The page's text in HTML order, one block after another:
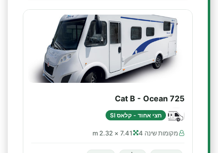
Cat B - Ocean 725
חצי אחוד - קלאס SI
מקומות שינה 4 7.41 × 2.32 m